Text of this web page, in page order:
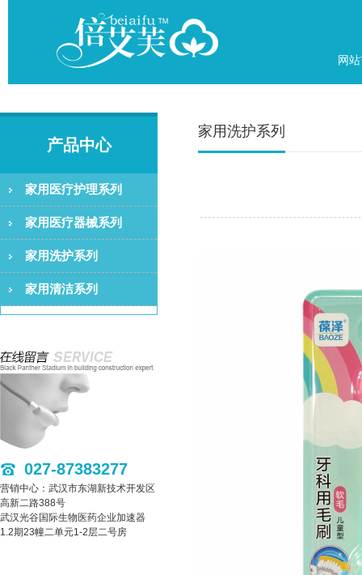
网
产品中心
家用医疗护理系列
家用医疗器械系列
家用洗护系列
家用清洁系列
027-87383277
营销中心：武汉市东湖新技术开发区
高新二路388号
武汉光谷国际生物医药企业加速器
1.2期23幢二单元1-2层二号房
家用洗护系列